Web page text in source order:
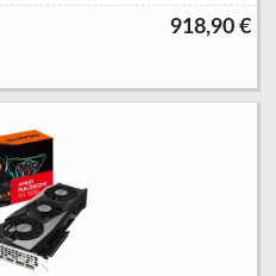
918,90 €